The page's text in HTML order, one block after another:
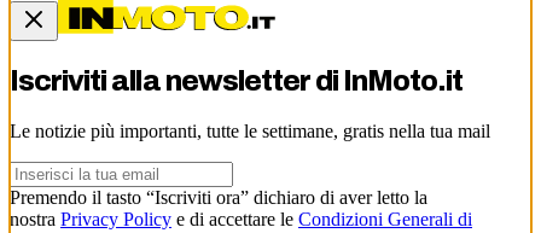
Iscriviti alla newsletter di InMoto.it
Le notizie più importanti, tutte le settimane, gratis nella tua mail
Premendo il tasto “Iscriviti ora” dichiaro di aver letto la
nostra Privacy Policy e di accettare le Condizioni Generali di